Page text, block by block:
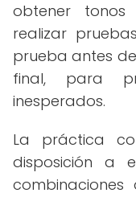
obtener tonos
realizar
prueba antes
final, para
inesperados.
La práctica
disposición a